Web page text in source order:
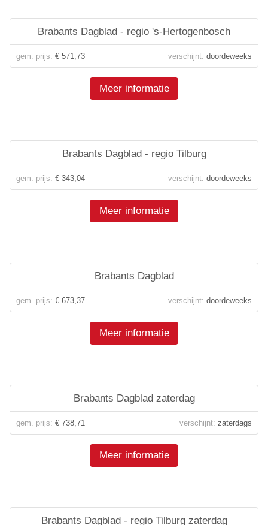
Brabants Dagblad - regio 's-Hertogenbosch
gem. prijs: € 571,73 verschijnt: doordeweeks
Meer informatie
Brabants Dagblad - regio Tilburg
gem. prijs: € 343,04 verschijnt: doordeweeks
Meer informatie
Brabants Dagblad
gem. prijs: € 673,37 verschijnt: doordeweeks
Meer informatie
Brabants Dagblad zaterdag
gem. prijs: € 738,71 verschijnt: zaterdags
Meer informatie
Brabants Dagblad - regio Tilburg zaterdag